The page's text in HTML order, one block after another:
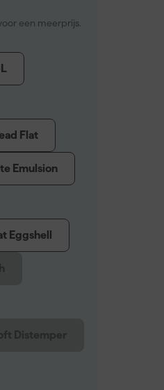
een meerprijs.
Flat
Emulsion
Eggshell